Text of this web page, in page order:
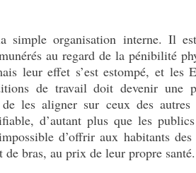
organisation interne. Il
au regard de la pénibilité
leur effet s’est estompé, et les
de travail doit devenir une
les aligner sur ceux des
d’autant plus que les
d’offrir aux habitants
bras, au prix de leur propre santé.